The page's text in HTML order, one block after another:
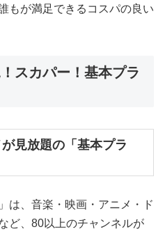
もが満足できるコスパの良い
スカパー！基本プラ
見放題の「基本プラ
は、音楽・映画・アニメ・ド
ど、80以上のチャンネルが